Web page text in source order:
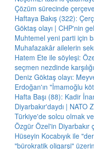
Çözüm sürecinde
Haftaya Bakış (322):
Göktaş olayı | CHP'nin
Muhtemel yeni parti için
Muhafazakâr ailelerin
Hatem Ete ile söyleşi:
seçmen nezdinde
Deniz Göktaş olayı:
Erdoğan'ın "İmamoğlu
Hafta Başı (88): Kadir
Diyarbakır'daydı | NATO
Türkiye'de solcu olmak
Özgür Özel'in Diyarbakır
Hüseyin Kocabıyık ile
"bürokratik oligarşi"